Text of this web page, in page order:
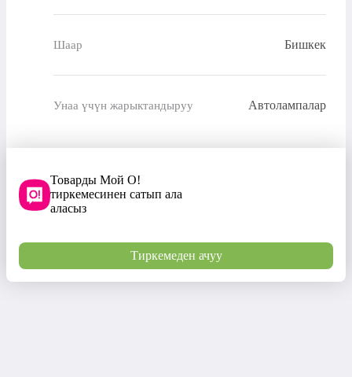
Шаар Бишкек
Унаа үчүн жарыктандыруу Автолампалар
Товарды Мой О!
тиркемесинен сатып ала
аласыз
Тиркемеден ачуу